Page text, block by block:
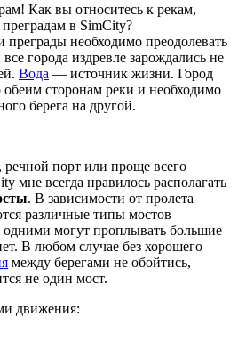
Как вы относитесь к рекам,
в SimCity?
преграды необходимо преодолевать
города издревле зарождались не
Вода — источник жизни. Город
обеим сторонам реки и необходимо
берега на другой.
порт или проще всего
мне всегда нравилось располагать
. В зависимости от пролета
различные типы мостов —
могут проплывать большие
В любом случае без хорошего
между берегами не обойтись,
не один мост.
движения: